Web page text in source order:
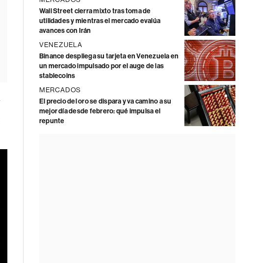
Wall Street cierra mixto tras toma de
utilidades y mientras el mercado evalúa
avances con Irán
VENEZUELA
Binance despliega su tarjeta en Venezuela en
un mercado impulsado por el auge de las
stablecoins
MERCADOS
El precio del oro se dispara y va camino a su
mejor día desde febrero: qué impulsa el
repunte